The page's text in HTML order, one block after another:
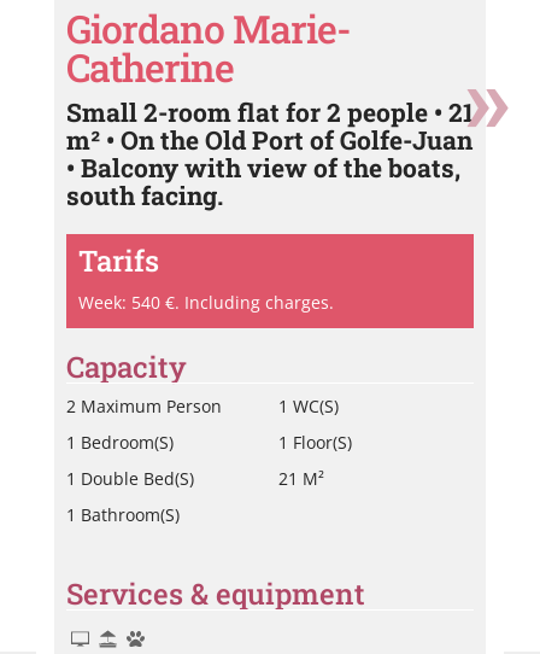
Giordano Marie-
Catherine
Small 2-room flat for 2 people • 21
m² • On the Old Port of Golfe-Juan
• Balcony with view of the boats,
south facing.
Tarifs
Week: 540 €. Including charges.
Capacity
2 Maximum Person
1 Bedroom(s)
1 Double Bed(s)
1 Bathroom(s)
1 WC(s)
1 Floor(s)
21 M²
Services & equipment